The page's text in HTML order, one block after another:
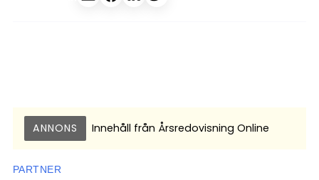
ANNONS Innehåll från Årsredovisning Online
PARTNER